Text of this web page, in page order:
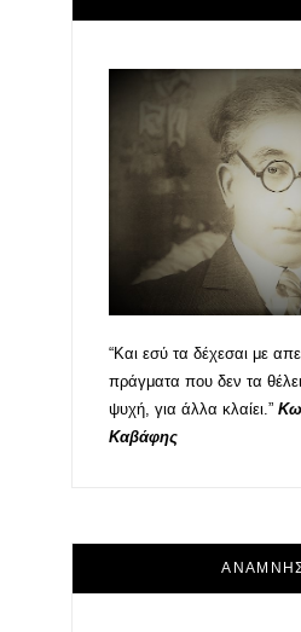
“Και εσύ τα δέχεσαι με
πράγματα που δεν τα
ψυχή, για άλλα κλαίει.”
Καβάφης